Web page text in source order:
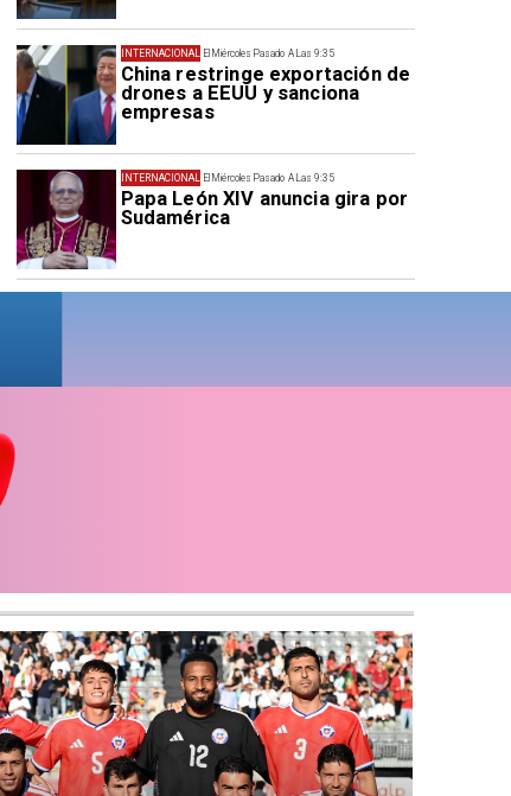
El Miércoles Pasado A Las 9:35
China restringe exportación de
drones a EEUU y sanciona
empresas
INTERNACIONAL
El Miércoles Pasado A Las 9:35
Papa León XIV anuncia gira por
Sudamérica
INTERNACIONAL